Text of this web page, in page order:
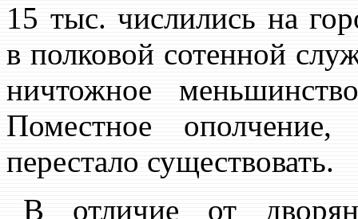
15 тыс. числились на
в полковой сотенной
ничтожное
Поместное
перестало существовать.
В отличие от